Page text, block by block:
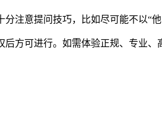
注意提问技巧，比如尽可能不以“
方可进行。如需体验正规、专业